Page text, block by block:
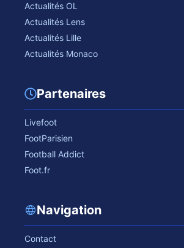
Actualités OL
Actualités Lens
Actualités Lille
Actualités Monaco
Partenaires
Livefoot
FootParisien
Football Addict
Foot.fr
Navigation
Contact